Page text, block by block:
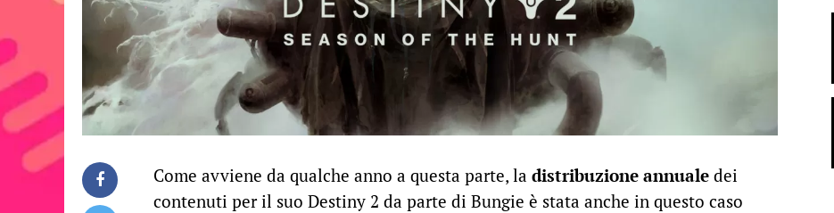
Come avviene da qualche anno a questa parte, la distribuzione annuale dei
contenuti per il suo Destiny 2 da parte di Bungie è stata anche in questo caso